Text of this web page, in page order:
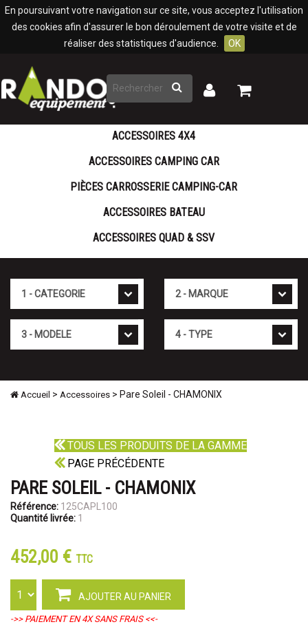
En poursuivant votre navigation sur ce site, vous acceptez l'utilisation
des cookies afin d'assurer le bon déroulement de votre visite et de
réaliser des statistiques d'audience.
OK
Rechercher
Mon
Mon
ACCESSOIRES 4X4
ACCESSOIRES CAMPING CAR
PIÈCES CARROSSERIE CAMPING-CAR
ACCESSOIRES BATEAU
ACCESSOIRES QUAD & SSV
Accueil > Accessoires > Pare Soleil - CHAMONIX
TOUS LES PRODUITS DE LA GAMME
PAGE PRÉCÉDENTE
PARE SOLEIL - CHAMONIX
Référence: 125CAPL100
Quantité livrée: 1
452,00 € TTC
AJOUTER AU PANIER
->> PAIEMENT EN 4X SANS FRAIS <<-
Panneau de gestion des cookies